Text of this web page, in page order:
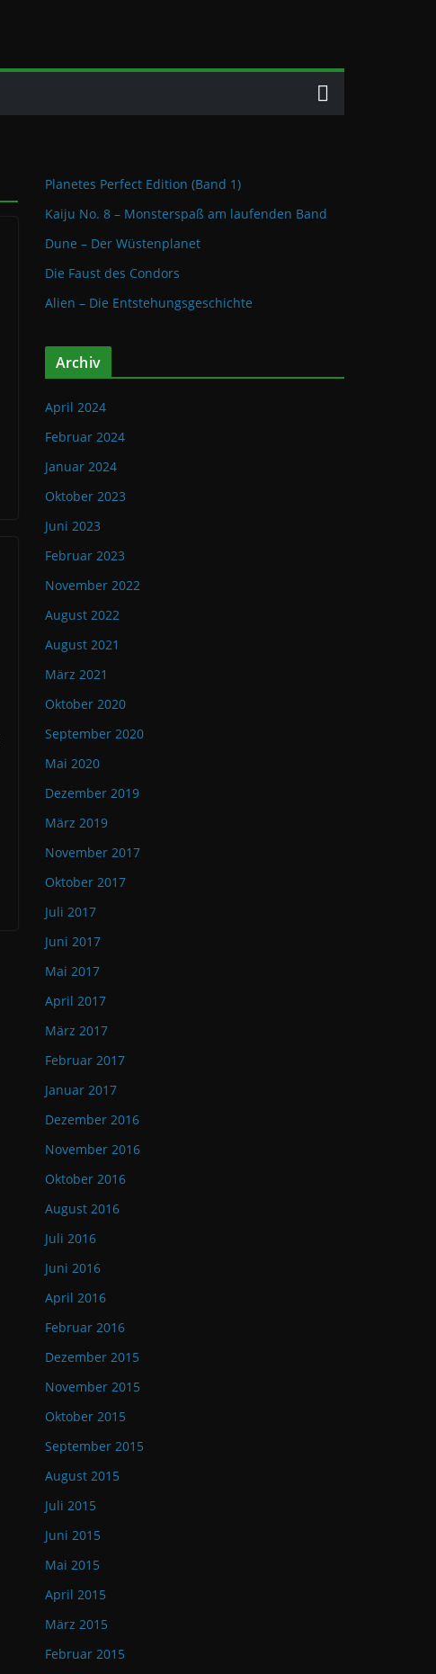
Planetes Perfect Edition (Band 1)
Kaiju No. 8 – Monsterspaß am laufenden Band
Dune – Der Wüstenplanet
Die Faust des Condors
Alien – Die Entstehungsgeschichte
Archiv
April 2024
Februar 2024
Januar 2024
Oktober 2023
Juni 2023
Februar 2023
November 2022
August 2022
August 2021
März 2021
Oktober 2020
September 2020
Mai 2020
Dezember 2019
März 2019
November 2017
Oktober 2017
Juli 2017
Juni 2017
Mai 2017
April 2017
März 2017
Februar 2017
Januar 2017
Dezember 2016
November 2016
Oktober 2016
August 2016
Juli 2016
Juni 2016
April 2016
Februar 2016
Dezember 2015
November 2015
Oktober 2015
September 2015
August 2015
Juli 2015
Juni 2015
Mai 2015
April 2015
März 2015
Februar 2015